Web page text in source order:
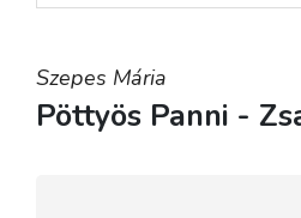
Szepes Mária
Pöttyös Panni -